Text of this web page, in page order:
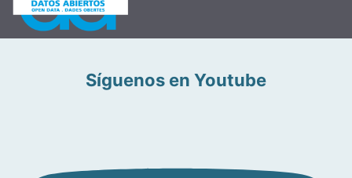
Síguenos en Youtube